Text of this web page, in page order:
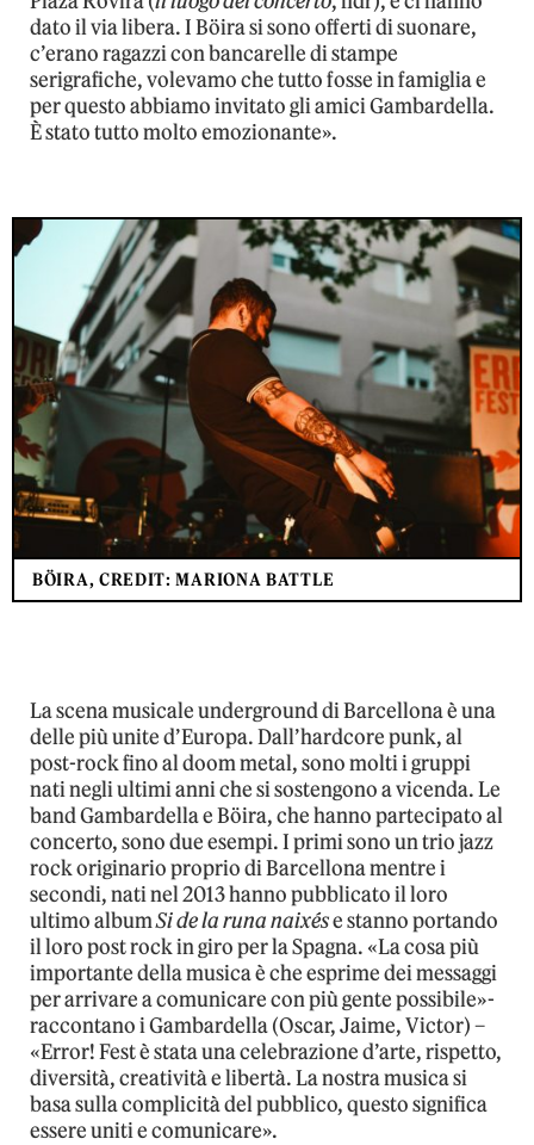
dato il via libera. I Böira si sono offerti di suonare,
c’erano ragazzi con bancarelle di stampe
serigrafiche, volevamo che tutto fosse in famiglia e
per questo abbiamo invitato gli amici Gambardella.
È stato tutto molto emozionante».
BÖIRA, CREDIT: MARIONA BATTLE
La scena musicale underground di Barcellona è una
delle più unite d’Europa. Dall’hardcore punk, al
post-rock fino al doom metal, sono molti i gruppi
nati negli ultimi anni che si sostengono a vicenda. Le
band Gambardella e Böira, che hanno partecipato al
concerto, sono due esempi. I primi sono un trio jazz
rock originario proprio di Barcellona mentre i
secondi, nati nel 2013 hanno pubblicato il loro
ultimo albumSi de la runa naixése stanno portando
il loro post rock in giro per la Spagna. «La cosa più
importante della musica è che esprime dei messaggi
per arrivare a comunicare con più gente possibile»-
raccontano i Gambardella (Oscar, Jaime, Victor) –
«Error! Fest è stata una celebrazione d’arte, rispetto,
diversità, creatività e libertà. La nostra musica si
basa sulla complicità del pubblico, questo significa
essere uniti e comunicare».